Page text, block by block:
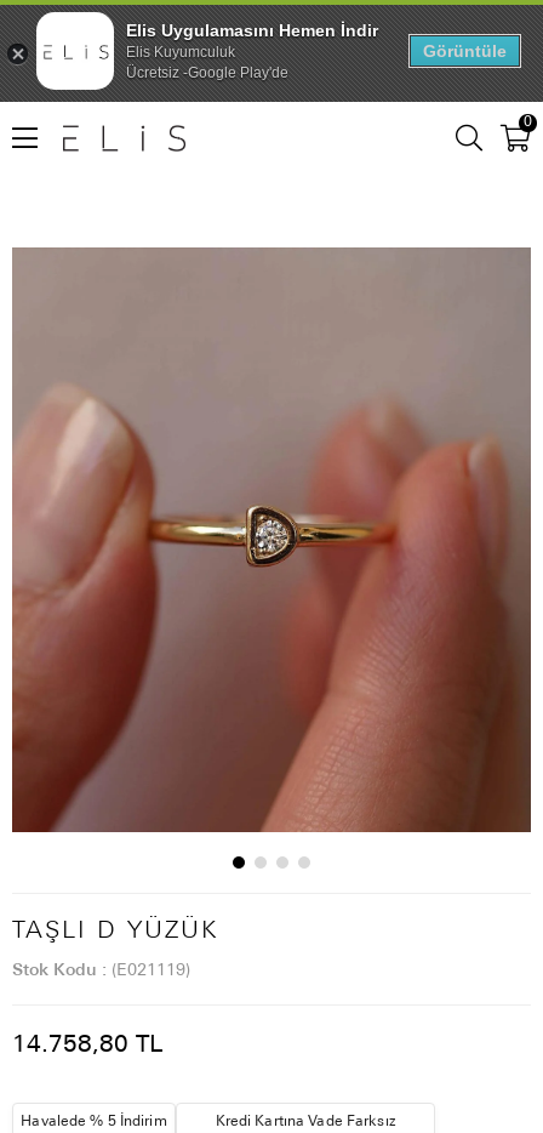
0
TAŞLI D YÜZÜK
Stok Kodu (E021119)
14.758,80 TL
Havalede % 5 İndirim Kredi Kartına Vade Farksız
Elis Uygulamasını Hemen İndir
Elis Kuyumculuk
Ücretsiz -Google Play'de
Görüntüle